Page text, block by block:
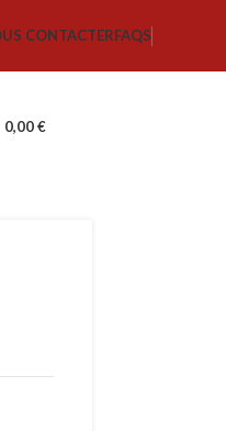
CONTACTERFAQS
0,00€